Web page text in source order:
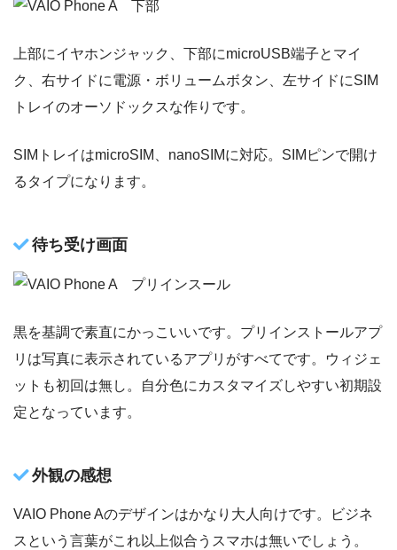
上部にイヤホンジャック、下部にmicroUSB端子とマイ
ク、右サイドに電源・ボリュームボタン、左サイドにSIM
トレイのオーソドックスな作りです。
SIMトレイはmicroSIM、nanoSIMに対応。SIMピンで開け
るタイプになります。
待ち受け画面
黒を基調で素直にかっこいいです。プリインストールアプ
リは写真に表示されているアプリがすべてです。ウィジェ
ットも初回は無し。自分色にカスタマイズしやすい初期設
定となっています。
外観の感想
VAIO Phone Aのデザインはかなり大人向けです。ビジネ
スという言葉がこれ以上似合うスマホは無いでしょう。